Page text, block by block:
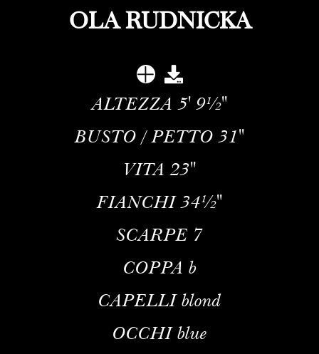
OLA RUDNICKA
ALTEZZA 5' 9½''
BUSTO / PETTO 31''
VITA 23''
FIANCHI 34½''
SCARPE 7
COPPA b
CAPELLI blond
OCCHI blue